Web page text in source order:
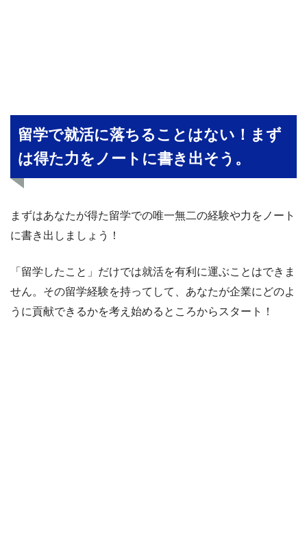
留学で就活に落ちることはない！まず
は得た力をノートに書き出そう。
まずはあなたが得た留学での唯一無二の経験や力をノート
に書き出しましょう！
「留学したこと」だけでは就活を有利に運ぶことはできま
せん。その留学経験を持ってして、あなたが企業にどのよ
うに貢献できるかを考え始めるところからスタート！